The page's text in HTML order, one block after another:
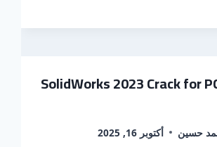
SolidWorks 2023 Crack for
حسين أكتوبر 16, 2025